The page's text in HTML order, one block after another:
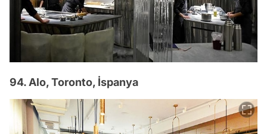
94. Alo, Toronto, İspanya